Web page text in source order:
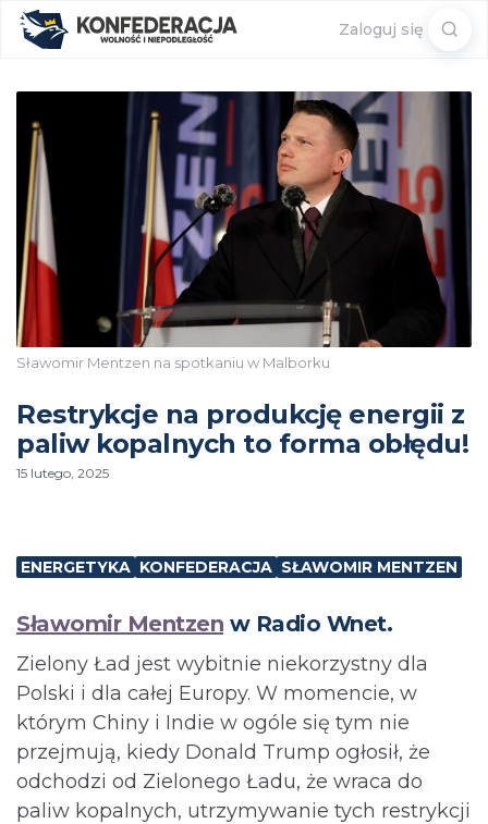
Zaloguj się
Sławomir Mentzen na spotkaniu w Malborku
Restrykcje na produkcję energii z
paliw kopalnych to forma obłędu!
15 lutego, 2025
ENERGETYKA KONFEDERACJA SŁAWOMIR MENTZEN
Sławomir Mentzen w Radio Wnet.
Zielony Ład jest wybitnie niekorzystny dla
Polski i dla całej Europy. W momencie, w
którym Chiny i Indie w ogóle się tym nie
przejmują, kiedy Donald Trump ogłosił, że
odchodzi od Zielonego Ładu, że wraca do
paliw kopalnych, utrzymywanie tych restrykcji